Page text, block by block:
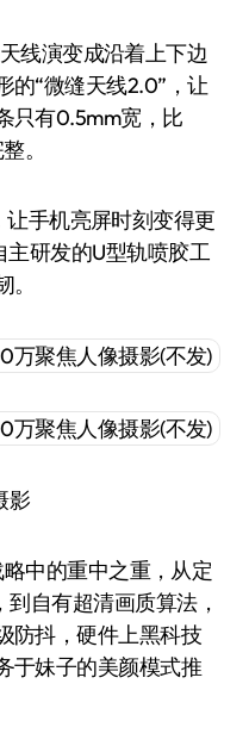
线演变成沿着上下边
的“微缝天线2.0”，让
只有0.5mm宽，比
。
让手机亮屏时刻变得更
主研发的U型轨喷胶工
影
中的重中之重，从定
自有超清画质算法，
防抖，硬件上黑科技
于妹子的美颜模式推